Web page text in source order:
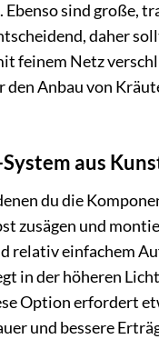
sind große,
daher
feinem Netz
Anbau von
System aus
du die
zusägen und
relativ einfachem
in der höheren
Option erfordert
und bessere